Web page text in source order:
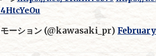
ーション (@kawasaki_pr)